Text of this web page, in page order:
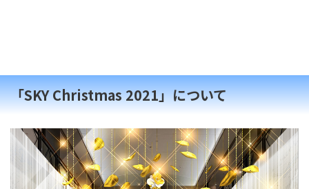
「SKY Christmas 2021」について